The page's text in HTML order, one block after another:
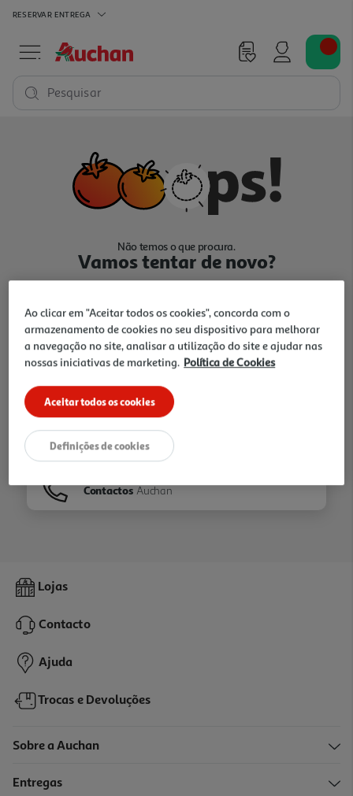
RESERVAR ENTREGA
Pesquisar
Não temos o que procura.
Vamos tentar de novo?
Ir para Homepage
Folhetos
Contactos Auchan
Lojas
Contacto
Ajuda
Trocas e Devoluções
Sobre a Auchan
Entregas
Ao clicar em "Aceitar todos os cookies", concorda com o
armazenamento de cookies no seu dispositivo para melhorar
a navegação no site, analisar a utilização do site e ajudar nas
nossas iniciativas de marketing. Política de Cookies
Aceitar todos os cookies
Definições de cookies